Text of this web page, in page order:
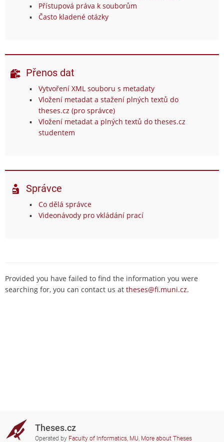
Přístupová práva k souborům
Často kladené otázky
Přenos dat
Vytvoření XML souboru s metadaty
Vložení metadat a stažení plných textů do
theses.cz (pro správce)
Vložení metadat a plných textů do theses.cz
studentem
Správce
Co dělá správce
Videonávody pro vkládání prací
Provided you have failed to find the information you were
searching for, you can contact us at theses@fi.muni.cz.
Theses.cz
Operated by Faculty of Informatics, MU, More about Theses